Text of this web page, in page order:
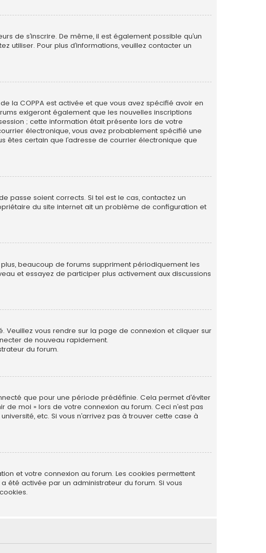
de s’inscrire. De même, il est également possible qu’un
utiliser. Pour plus d’informations, veuillez contacter un
la COPPA est activée et que vous avez spécifié avoir en
exigeront également que les nouvelles inscriptions
; cette information était présente lors de votre
électronique, vous avez probablement spécifié une
êtes certain que l’adresse de courrier électronique que
passe soient corrects. Si tel est le cas, contactez un
du site internet ait un problème de configuration et
beaucoup de forums suppriment périodiquement les
et essayez de participer plus activement aux discussions
vous rendre sur la page de connexion et cliquer sur
de nouveau rapidement.
du forum.
que pour une période prédéfinie. Cela permet d’éviter
de moi » lors de votre connexion au forum. Ceci n’est pas
etc. Si vous n’arrivez pas à trouver cette case à
et votre connexion au forum. Les cookies permettent
été activée par un administrateur du forum. Si vous